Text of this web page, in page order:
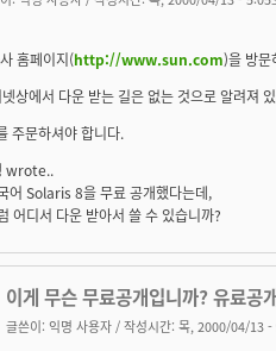
홈페이지(http://www.sun.com)을 방문
상에서 다운 받는 길은 없는 것으로 알려져
주문하셔야 합니다.
wrote..
어 Solaris 8을 무료 공개했다는데,
어디서 다운 받아서 쓸 수 있습니까?
이게 무슨 무료공개입니까? 유료공
글쓴이: 익명 사용자 / 작성시간: 목, 2000/04/13 -